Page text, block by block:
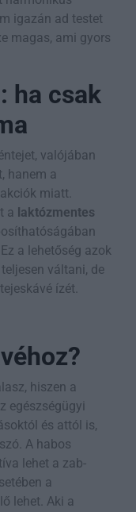
igazán ad testet
magas, ami gyors
ha csak
valójában
hanem a
miatt.
a laktózmentes
a lehetőség azok
váltani, de
ízét.
hiszen a
egészségügyi
és attól is,
A habos
lehet a zab-
a
lehet. Aki a